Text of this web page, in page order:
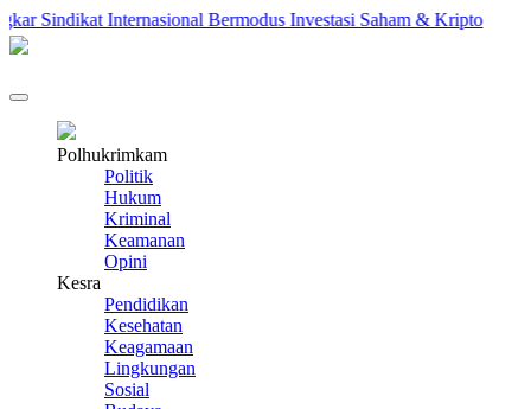
Sindikat Internasional Bermodus Investasi Saham & Kripto
Polhukrimkam
Politik
Hukum
Kriminal
Keamanan
Opini
Kesra
Pendidikan
Kesehatan
Keagamaan
Lingkungan
Sosial